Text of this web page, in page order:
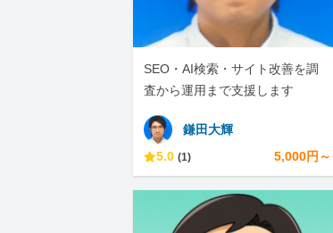
SEO・AI検索・サイト改善を調
査から運用まで支援します
鎌田大輝
5.0 (1) 5,000円～